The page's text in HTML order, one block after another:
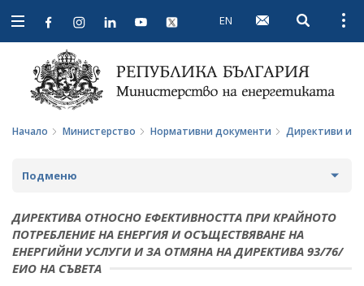
Open
navigation
EN Open
Начало Министерство Нормативни документи Директиви и
Подменю
ЗА МИНИСТЕРСТВОТО
ЗА НАС
МИСИЯ И ЦЕЛИ
МИНИСТЪР
ПОЛИТИЧЕСКИ КАБИНЕТ
ДИРЕКТИВА ОТНОСНО ЕФЕКТИВНОСТТА ПРИ КРАЙНОТО
ПОТРЕБЛЕНИЕ НА ЕНЕРГИЯ И ОСЪЩЕСТВЯВАНЕ НА
ЕНЕРГИЙНИ УСЛУГИ И ЗА ОТМЯНА НА ДИРЕКТИВА 93/76/
ЕИО НА СЪВЕТА